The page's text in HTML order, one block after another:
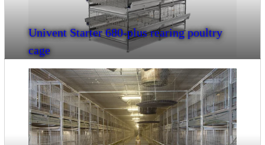
Univent Starter 680-plus rearing poultry
cage